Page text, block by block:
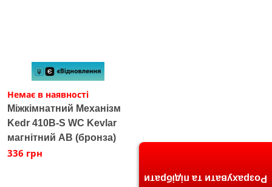
Немає в наявності
Міжкімнатний Механізм
Kedr 410B-S WC Kevlar
магнітний AB (бронза)
336 грн
Розрахувати та підібрати